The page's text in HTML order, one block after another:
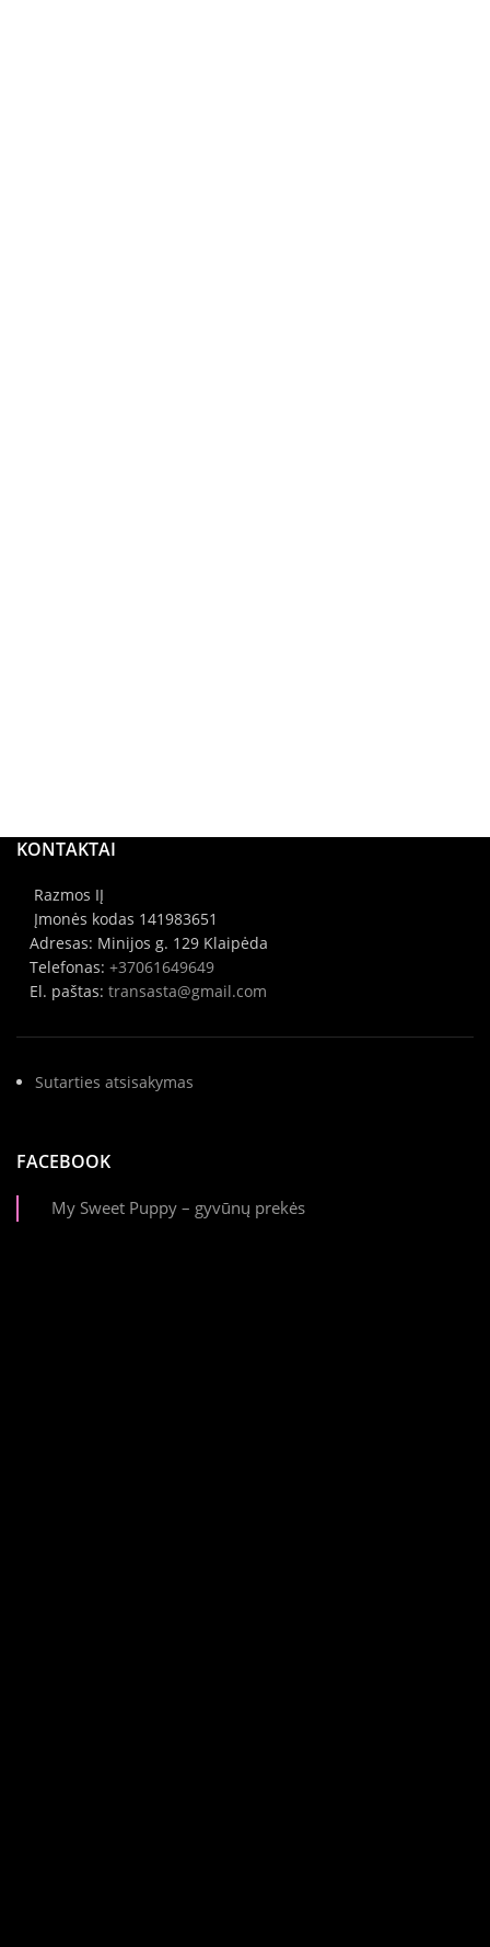
KONTAKTAI
Razmos IĮ
Įmonės kodas 141983651
Adresas: Minijos g. 129 Klaipėda
Telefonas: +37061649649
El. paštas: transasta@gmail.com
Sutarties atsisakymas
FACEBOOK
My Sweet Puppy – gyvūnų prekės